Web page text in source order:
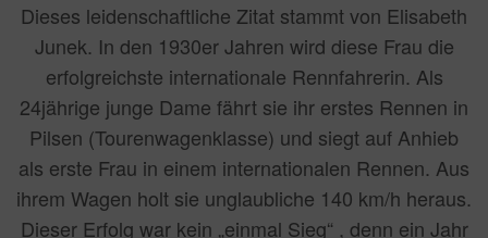
Dieses leidenschaftliche Zitat stammt von Elisabeth
Junek. In den 1930er Jahren wird diese Frau die
erfolgreichste internationale Rennfahrerin. Als
24jährige junge Dame fährt sie ihr erstes Rennen in
Pilsen (Tourenwagenklasse) und siegt auf Anhieb
als erste Frau in einem internationalen Rennen. Aus
ihrem Wagen holt sie unglaubliche 140 km/h heraus.
Dieser Erfolg war kein „einmal Sieg“ , denn ein Jahr